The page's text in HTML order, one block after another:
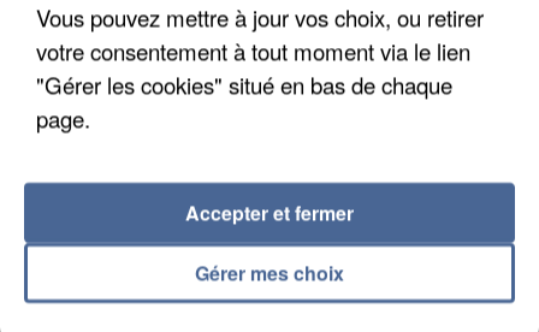
Vous pouvez mettre à jour vos choix, ou retirer
votre consentement à tout moment via le lien
"Gérer les cookies" situé en bas de chaque
page.
Gérer mes choix
Accepter et fermer